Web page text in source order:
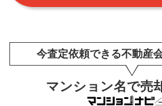
今査定依頼できる不動産
マンション名で売